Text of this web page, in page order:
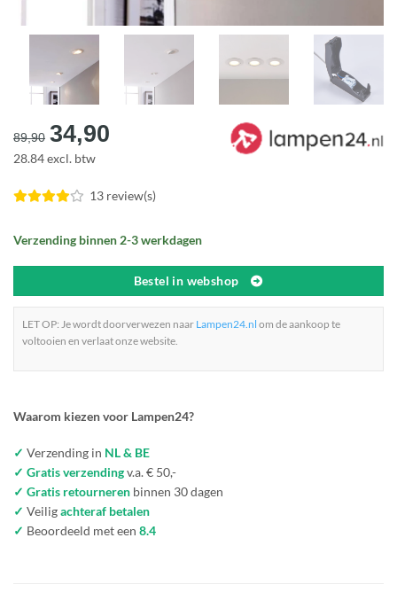
89,90 Oorspronkelijke
prijs
€89,90.
34,90
€34,90.
28.84 excl. btw
13 review(s)
Verzending binnen 2-3 werkdagen
Bestel in webshop
LET OP: Je wordt doorverwezen naar Lampen24.nl om de aankoop te
voltooien en verlaat onze website.
Waarom kiezen voor Lampen24?
✓ Verzending in NL & BE
✓ Gratis verzendingv.a. € 50,-
✓ Gratis retourneren binnen 30 dagen
✓ Veiligachteraf betalen
✓ Beoordeeld met een 8.4